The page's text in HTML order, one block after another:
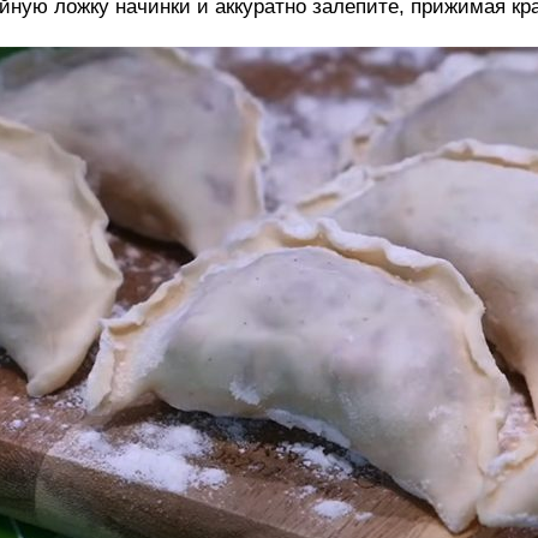
ложку начинки и аккуратно залепите, прижимая